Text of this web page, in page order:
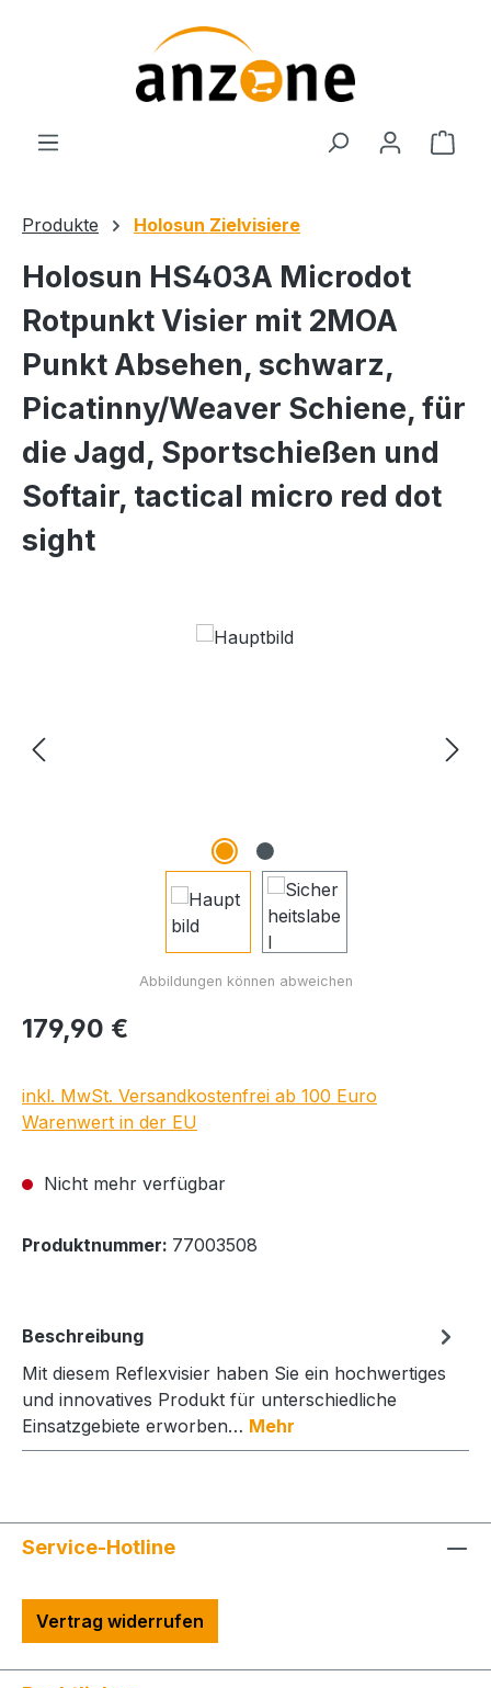
Zum Hauptinhalt springen
Produkte Holosun Zielvisiere
Holosun HS403A Microdot
Rotpunkt Visier mit 2MOA
Punkt Absehen, schwarz,
Picatinny/Weaver Schiene, für
die Jagd, Sportschießen und
Softair, tactical micro red dot
sight
Bildergalerie überspringen
Regulärer Preis:
179,90 €
inkl. MwSt. Versandkostenfrei ab 100 Euro
Warenwert in der EU
Nicht mehr verfügbar
Produktnummer: 77003508
Beschreibung
Mit diesem Reflexvisier haben Sie ein hochwertiges
und innovatives Produkt für unterschiedliche
Einsatzgebiete erworben… Mehr
Service-Hotline
Vertrag widerrufen